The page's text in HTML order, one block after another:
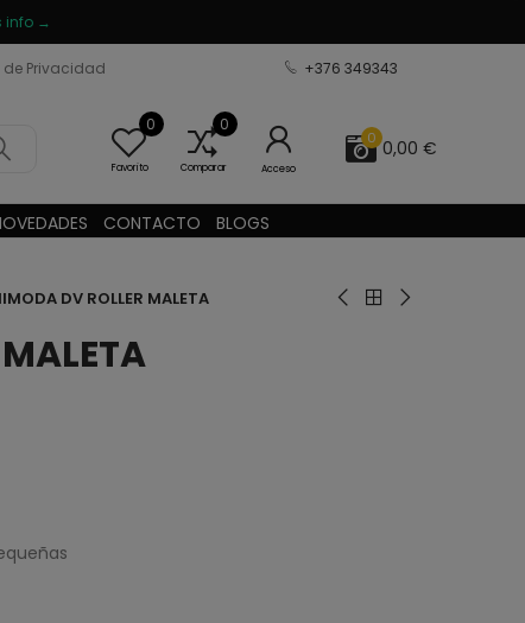
info →
de Privacidad +376 349343
0
Favorito
0
Comparar Acceso
0 0,00 €
CONTACTO BLOGS
DV ROLLER MALETA